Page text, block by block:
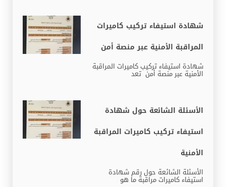
شهادة استيفاء تركيب كاميرات
المراقبة الأمنية عبر منصة أمن
شهادة استيفاء تركيب كاميرات المراقبة
الأمنية عبر منصة أمن تعد
الأسئلة الشائعة حول شهادة
استيفاء تركيب كاميرات المراقبة
الأمنية
الأسئلة الشائعة حول رقم شهادة
استيفاء كاميرات مراقبة ما هو